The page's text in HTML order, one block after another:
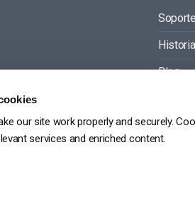
our site work properly and securely.
services and enriched content.
Blog